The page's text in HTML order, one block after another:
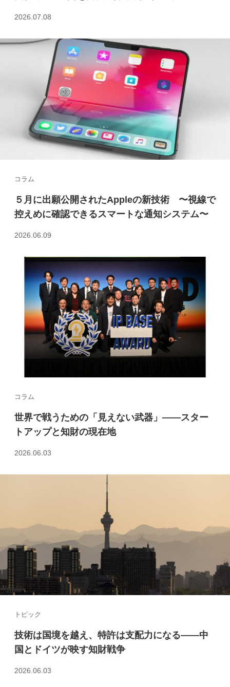
2026.07.08
コラム
５月に出願公開されたAppleの新技術 〜視線で
控えめに確認できるスマートな通知システム〜
2026.06.09
コラム
世界で戦うための「見えない武器」――スター
トアップと知財の現在地
2026.06.03
トピック
技術は国境を越え、特許は支配力になる――中
国とドイツが映す知財戦争
2026.06.03